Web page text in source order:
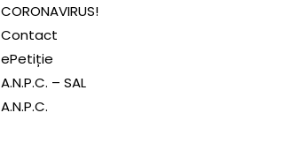
CORONAVIRUS!
Contact
ePetiție
A.N.P.C. – SAL
A.N.P.C.